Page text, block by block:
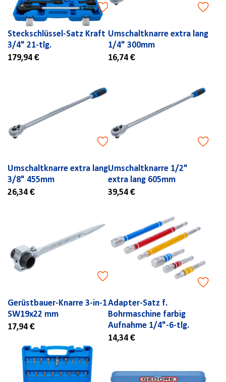
Steckschlüssel-Satz Kraft
3/4" 21-tlg.
179,94 €
Umschaltknarre extra lang
1/4" 300mm
16,74 €
Umschaltknarre extra lang
3/8" 455mm
26,34 €
Umschaltknarre 1/2"
extra lang 605mm
39,54 €
Gerüstbauer-Knarre 3-in-1
SW19x22 mm
17,94 €
Adapter-Satz f.
Bohrmaschine farbig
Aufnahme 1/4"-6-tlg.
14,34 €